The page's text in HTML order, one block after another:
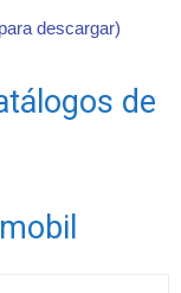
descargar)
de